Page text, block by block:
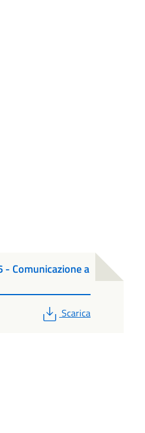
- Comunicazione a
PDF
Scarica